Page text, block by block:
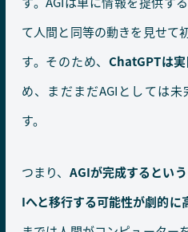
て人間と同等の動きを見せて
す。そのため、 ChatGPTは
め、まだまだAGIとしては
す。
つまり、 AGIが完成するとい
Iへと移行する可能性が劇的に